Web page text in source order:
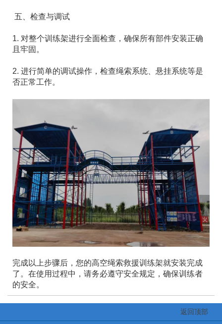
五、检查与调试
1. 对整个训练架进行全面检查，确保所有部件安装正确
且牢固。
2. 进行简单的调试操作，检查绳索系统、悬挂系统等是
否正常工作。
完成以上步骤后，您的高空绳索救援训练架就安装完成
了。在使用过程中，请务必遵守安全规定，确保训练者
的安全。
返回顶部